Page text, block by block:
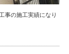
事の施工実績になり